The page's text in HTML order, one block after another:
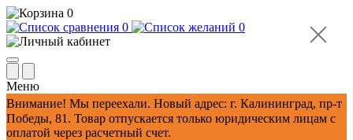
0
0
0
Меню
Внимание! Мы переехали. Новый адрес: г. Калининград, пр-т
Победы, 81. Товар отпускается только юридическим лицам с
оплатой через расчетный счет.